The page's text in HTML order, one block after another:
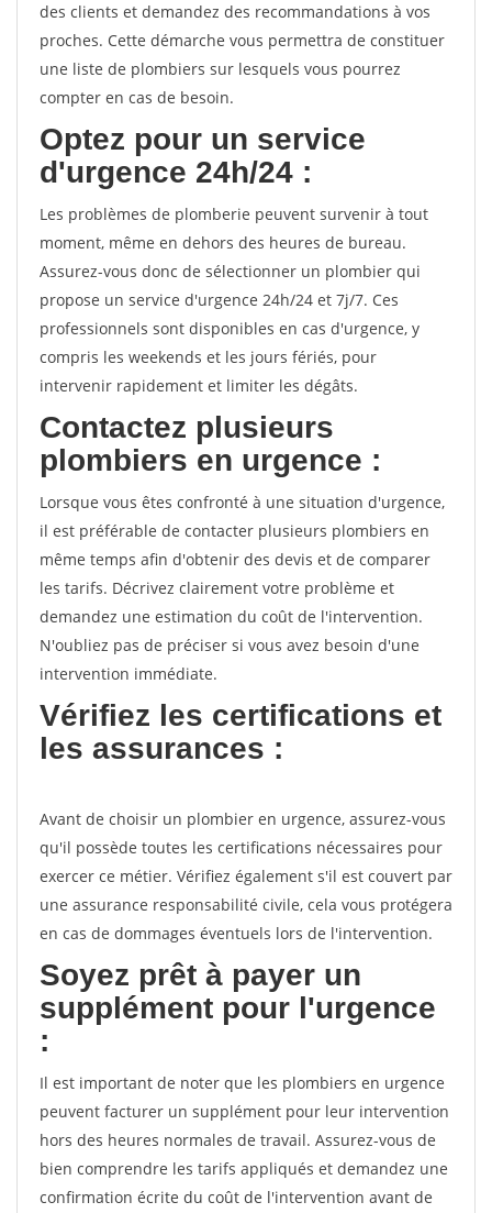
des clients et demandez des recommandations à vos
proches. Cette démarche vous permettra de constituer
une liste de plombiers sur lesquels vous pourrez
compter en cas de besoin.
Optez pour un service
d'urgence 24h/24 :
Les problèmes de plomberie peuvent survenir à tout
moment, même en dehors des heures de bureau.
Assurez-vous donc de sélectionner un plombier qui
propose un service d'urgence 24h/24 et 7j/7. Ces
professionnels sont disponibles en cas d'urgence, y
compris les weekends et les jours fériés, pour
intervenir rapidement et limiter les dégâts.
Contactez plusieurs
plombiers en urgence :
Lorsque vous êtes confronté à une situation d'urgence,
il est préférable de contacter plusieurs plombiers en
même temps afin d'obtenir des devis et de comparer
les tarifs. Décrivez clairement votre problème et
demandez une estimation du coût de l'intervention.
N'oubliez pas de préciser si vous avez besoin d'une
intervention immédiate.
Vérifiez les certifications et
les assurances :
Avant de choisir un plombier en urgence, assurez-vous
qu'il possède toutes les certifications nécessaires pour
exercer ce métier. Vérifiez également s'il est couvert par
une assurance responsabilité civile, cela vous protégera
en cas de dommages éventuels lors de l'intervention.
Soyez prêt à payer un
supplément pour l'urgence
:
Il est important de noter que les plombiers en urgence
peuvent facturer un supplément pour leur intervention
hors des heures normales de travail. Assurez-vous de
bien comprendre les tarifs appliqués et demandez une
confirmation écrite du coût de l'intervention avant de